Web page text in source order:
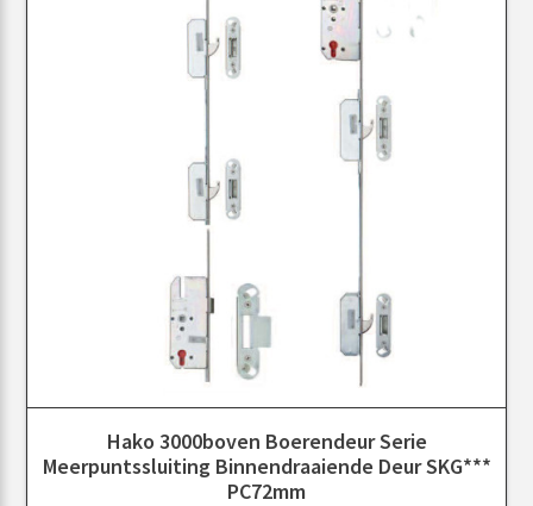
Hako 3000boven Boerendeur Serie
Meerpuntssluiting Binnendraaiende Deur SKG***
PC72mm